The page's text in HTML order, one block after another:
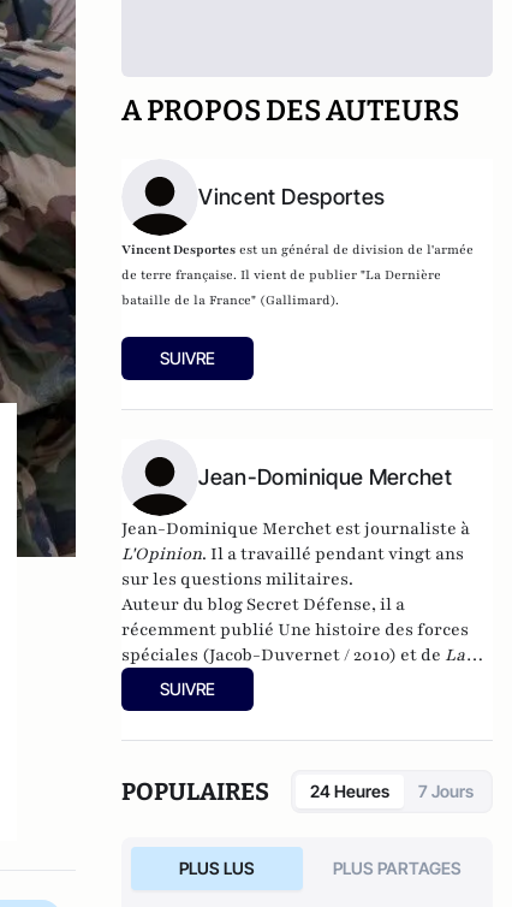
A PROPOS DES AUTEURS
Vincent Desportes
Vincent Desportes est ungénéral de division de l'armée
de terre française. Il vient de publier "La Dernière
bataille de la France" (Gallimard).
SUIVRE
Jean-Dominique Merchet
Jean-Dominique Merchet est journaliste à
L'Opinion. Il a travaillé pendant vingt ans
sur les questions militaires.
Auteur du blogSecret Défense, il a
récemment publié Une histoire des forces
spéciales (Jacob-Duvernet / 2010) et de La
mort de Ben Laden
SUIVRE
POPULAIRES 24 Heures 7 Jours
PLUS LUS PLUS PARTAGES